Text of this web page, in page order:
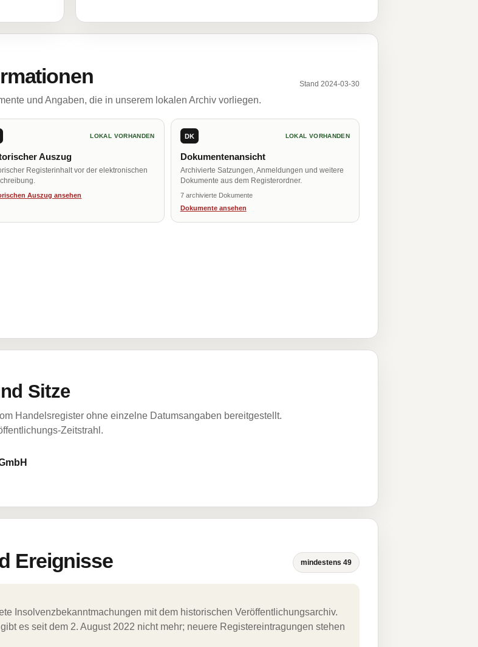
Stand 2024-03-30
und Angaben, die in unserem lokalen Archiv vorliegen.
LOKAL VORHANDEN
Auszug
Registerinhalt vor der elektronischen
Auszug ansehen
DK LOKAL VORHANDEN
Dokumentenansicht
Archivierte Satzungen, Anmeldungen und weitere
Dokumente aus dem Registerordner.
7 archivierte Dokumente
Dokumente ansehen
Sitze
Handelsregister ohne einzelne Datumsangaben bereitgestellt.
Zeitstrahl.
Ereignisse mindestens 49
Insolvenzbekanntmachungen mit dem historischen Veröffentlichungsarchiv.
es seit dem 2. August 2022 nicht mehr; neuere Registereintragungen stehen